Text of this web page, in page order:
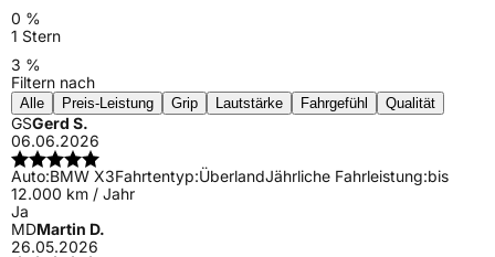
0 %
1 Stern
3 %
Filtern nach
Alle Preis-Leistung Grip Lautstärke Fahrgefühl Qualität
GSGerd S.
06.06.2026
Auto:BMW X3Fahrtentyp:ÜberlandJährliche Fahrleistung:bis
12.000 km / Jahr
Ja
MDMartin D.
26.05.2026